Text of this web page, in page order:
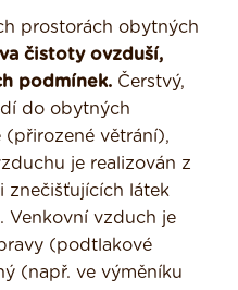
prostorách obytných
čistoty ovzduší,
podmínek. Čerstvý,
do obytných
větrání),
je realizován z
znečišťujících látek
Venkovní vzduch je
(podtlakové
(např. ve výměníku